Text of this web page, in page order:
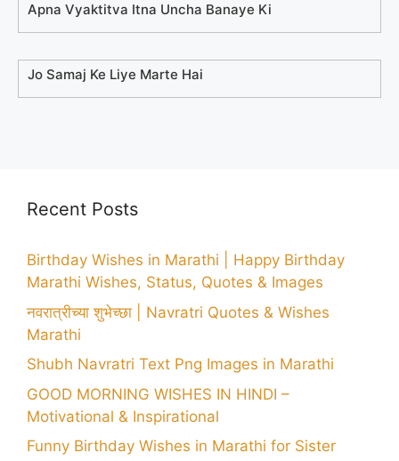
Apna Vyaktitva Itna Uncha Banaye Ki
Jo Samaj Ke Liye Marte Hai
Recent Posts
Birthday Wishes in Marathi | Happy Birthday
Marathi Wishes, Status, Quotes & Images
नवरात्रीच्या शुभेच्छा | Navratri Quotes & Wishes
Marathi
Shubh Navratri Text Png Images in Marathi
GOOD MORNING WISHES IN HINDI –
Motivational & Inspirational
Funny Birthday Wishes in Marathi for Sister